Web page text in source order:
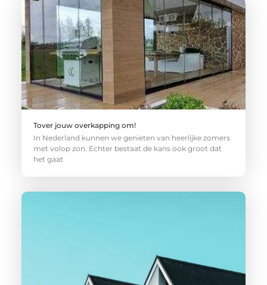
Tover jouw overkapping om!
In Nederland kunnen we genieten van heerlijke zomers
met volop zon. Echter bestaat de kans ook groot dat
het gaat